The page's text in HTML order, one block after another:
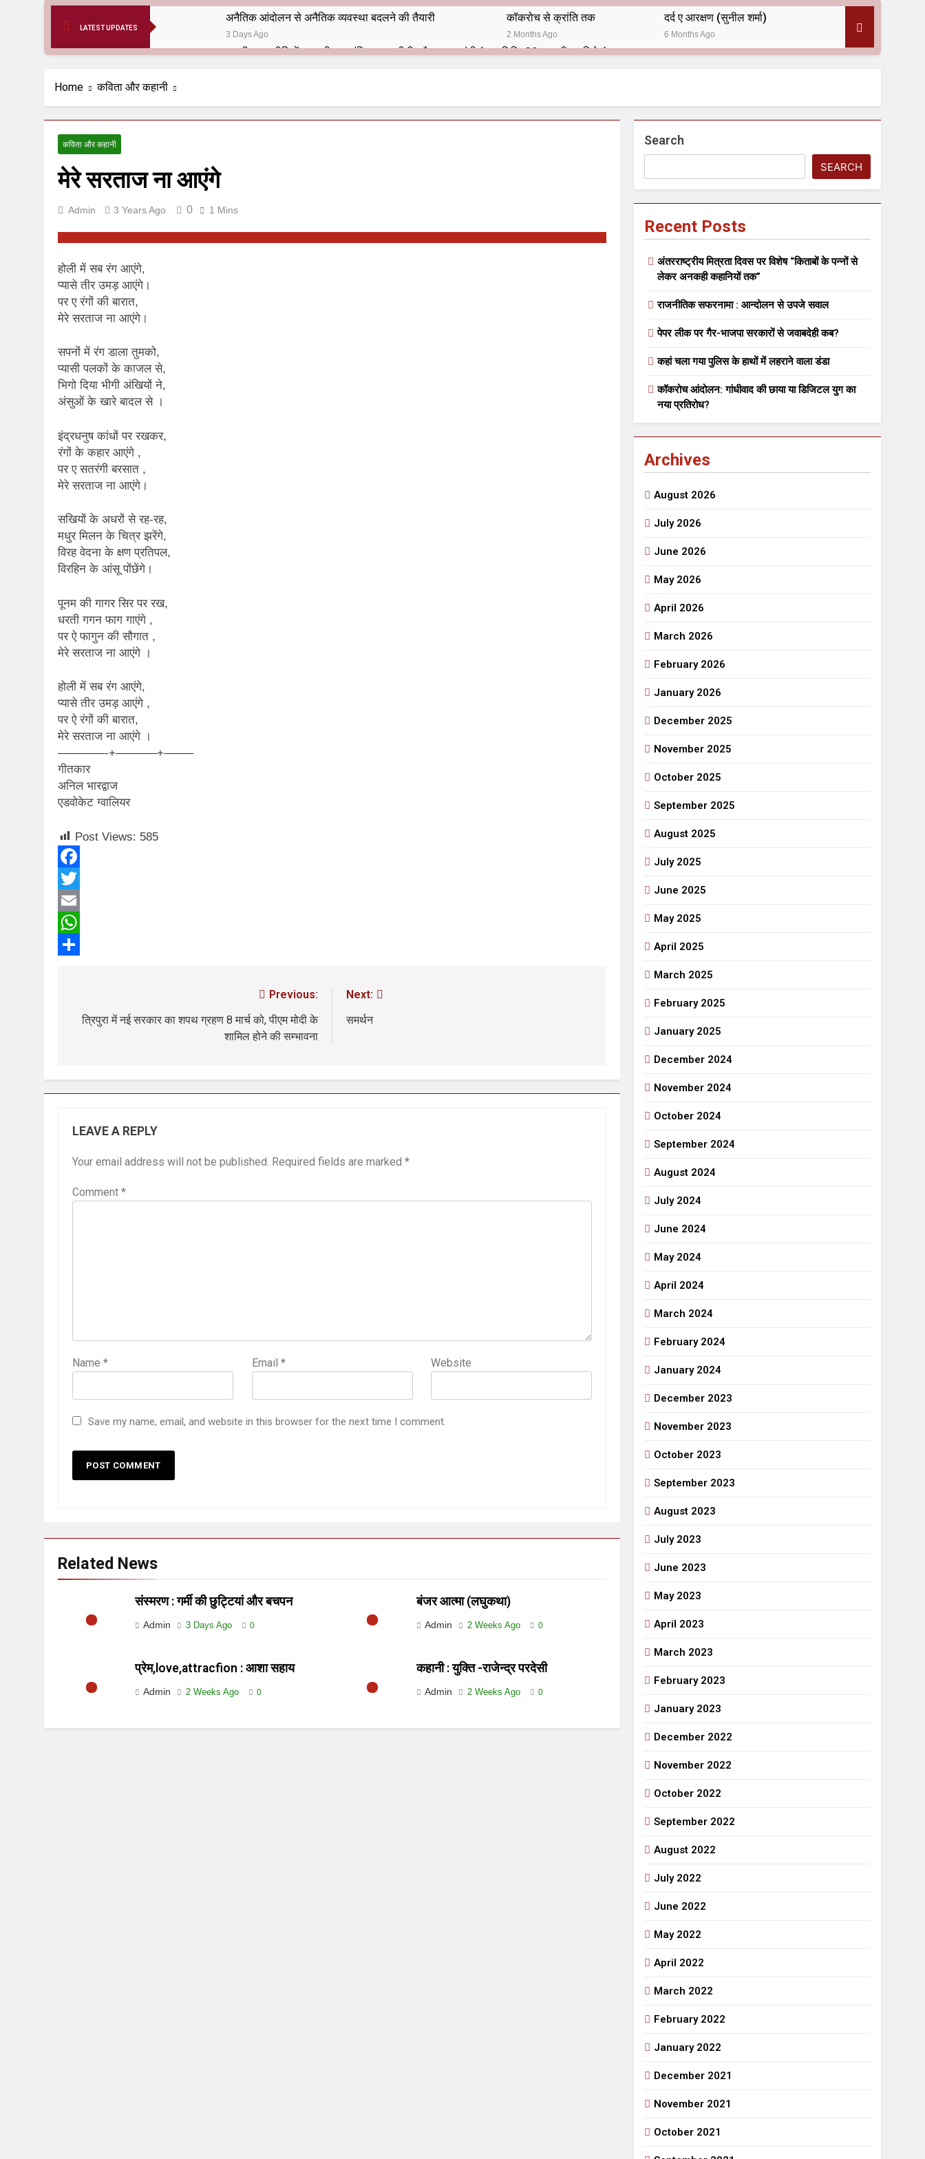
LATEST UPDATES
अनैतिक आंदोलन से अनैतिक व्यवस्था बदलने की तैयारी
3 Days Ago
कॉकरोच से क्रांति तक
2 Months Ago
दर्द ए आरक्षण (सुनील शर्मा)
6 Months Ago
भारतीय राजनीति में आज भी प्रासांगिक एव अद्वीतीय है महात्मा गांधी (पुण्य तिथि-30 जनवरी पर विशेष)
हरियाणा सरकार के बाबा बंदा सिंह बहादुर की स्मृति में स्मारक निर्माण की दिशा में बढ़ते कदम
1 Year Ago
समाज सेवा मे तत्पर दानवीर परिवार
विश्व पुस्तक मेले (10-18 फरवरी) में अनुराधा प्रकाशन के स्टाल पर अपनी पुस्तक को प्रदर्शित/विमोचन हेतु संपर्क करें
3 Years Ago
श्री हनुमानजी का जन्म महोत्सव का भव्य आयोजन
राजनीतिक सफरनामा : आन्दोलन से उपजे सवाल
कहां चला गया पुलिस के हाथों में लहराने वाला डंडा
Home कविता और कहानी
कविता और कहानी
मेरे सरताज ना आएंगे
Admin 3 Years Ago 0 1 Mins
होली में सब रंग आएंगे,
प्यासे तीर उमड़ आएंगे।
पर ए रंगों की बारात,
मेरे सरताज ना आएंगे।
सपनों में रंग डाला तुमको,
प्यासी पलकों के काजल से,
भिगो दिया भीगी अंखियों ने,
अंसुओं के खारे बादल से ।
इंद्रधनुष कांधों पर रखकर,
रंगों के कहार आएंगे ,
पर ए सतरंगी बरसात ,
मेरे सरताज ना आएंगे।
सखियों के अधरों से रह-रह,
मधुर मिलन के चित्र झरेंगे,
विरह वेदना के क्षण प्रतिपल,
विरहिन के आंसू पोंछेंगे।
पूनम की गागर सिर पर रख,
धरती गगन फाग गाएंगे ,
पर ऐ फागुन की सौगात ,
मेरे सरताज ना आएंगे ।
होली में सब रंग आएंगे,
प्यासे तीर उमड़ आएंगे ,
पर ऐ रंगों की बारात,
मेरे सरताज ना आएंगे ।
————-+———–+——–
गीतकार
अनिल भारद्वाज
एडवोकेट ग्वालियर
Post Views: 585
Facebook
Twitter
Email
WhatsApp
Previous:
त्रिपुरा में नई सरकार का शपथ ग्रहण 8 मार्च को, पीएम मोदी के
शामिल होने की सम्भावना
Next:
समर्थन
LEAVE A REPLY
Your email address will not be published. Required fields are marked *
Comment *
Name * Email * Website
Save my name, email, and website in this browser for the next time I comment.
Related News
संस्मरण : गर्मी की छुट्टियां और बचपन
Admin 3 Days Ago 0
बंजर आत्मा (लघुकथा)
Admin 2 Weeks Ago 0
प्रेम,love,attracfion : आशा सहाय
Admin 2 Weeks Ago 0
कहानी : युक्ति -राजेन्द्र परदेसी
Admin 2 Weeks Ago 0
Search
SEARCH
Recent Posts
अंतरराष्ट्रीय मित्रता दिवस पर विशेष “किताबों के पन्नों से
लेकर अनकही कहानियों तक”
राजनीतिक सफरनामा : आन्दोलन से उपजे सवाल
पेपर लीक पर गैर-भाजपा सरकारों से जवाबदेही कब?
कहां चला गया पुलिस के हाथों में लहराने वाला डंडा
कॉकरोच आंदोलन: गांधीवाद की छाया या डिजिटल युग का
नया प्रतिरोध?
Archives
August 2026
July 2026
June 2026
May 2026
April 2026
March 2026
February 2026
January 2026
December 2025
November 2025
October 2025
September 2025
August 2025
July 2025
June 2025
May 2025
April 2025
March 2025
February 2025
January 2025
December 2024
November 2024
October 2024
September 2024
August 2024
July 2024
June 2024
May 2024
April 2024
March 2024
February 2024
January 2024
December 2023
November 2023
October 2023
September 2023
August 2023
July 2023
June 2023
May 2023
April 2023
March 2023
February 2023
January 2023
December 2022
November 2022
October 2022
September 2022
August 2022
July 2022
June 2022
May 2022
April 2022
March 2022
February 2022
January 2022
December 2021
November 2021
October 2021